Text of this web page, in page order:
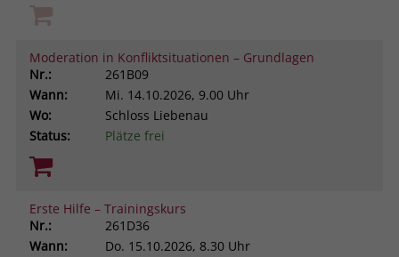
Moderation in Konfliktsituationen – Grundlagen
Nr.:
261B09
Wann:
Mi. 14.10.2026, 9.00 Uhr
Wo:
Schloss Liebenau
Status:
Plätze frei
Erste Hilfe – Trainingskurs
Nr.:
261D36
Wann:
Do. 15.10.2026, 8.30 Uhr